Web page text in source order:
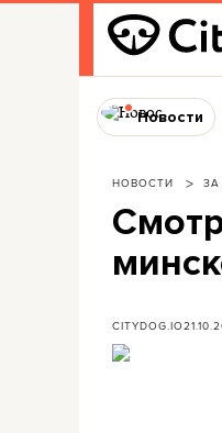
Новости
НОВОСТИ ЗА
CITYDOG.IO